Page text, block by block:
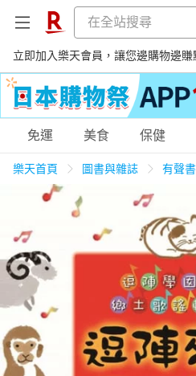
立即加入樂天會員，讓您邊購物邊賺
購物網分類
天天免運 美食蛋糕
居家生活 3C家電
女裝 男裝
免運 美食 保健
樂天首頁 圖書與雜誌 有聲書